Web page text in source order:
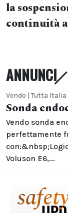
la
continuità
ANNUNCI
Vendo | Tutta Italia
Sonda
Vendo sonda
perfettamente
Voluson E6,...